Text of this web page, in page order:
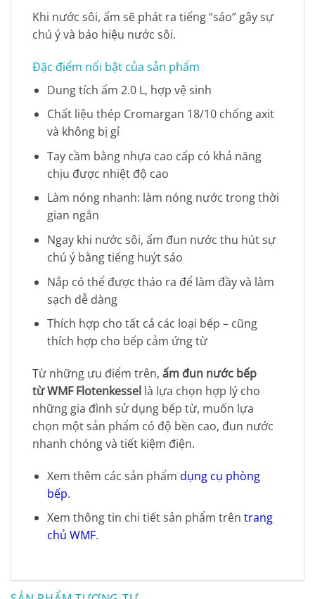
Khi nước sôi, ấm sẽ phát ra tiếng “sáo” gây sự
chú ý và báo hiệu nước sôi.
Đặc điểm nổi bật của sản phẩm
Dung tích ấm 2.0 L, hợp vệ sinh
Chất liệu thép Cromargan 18/10 chống axit
và không bị gỉ
Tay cầm bằng nhựa cao cấp có khả năng
chịu được nhiệt độ cao
Làm nóng nhanh: làm nóng nước trong thời
gian ngắn
Ngay khi nước sôi, ấm đun nước thu hút sự
chú ý bằng tiếng huýt sáo
Nắp có thể được tháo ra để làm đầy và làm
sạch dễ dàng
Thích hợp cho tất cả các loại bếp – cũng
thích hợp cho bếp cảm ứng từ
Từ những ưu điểm trên, ấm đun nước bếp
từ WMF Flotenkessel là lựa chọn hợp lý cho
những gia đình sử dụng bếp từ, muốn lựa
chọn một sản phẩm có độ bền cao, đun nước
nhanh chóng và tiết kiệm điện.
Xem thêm các sản phẩm dụng cụ phòng
bếp.
Xem thông tin chi tiết sản phẩm trên trang
chủ WMF.